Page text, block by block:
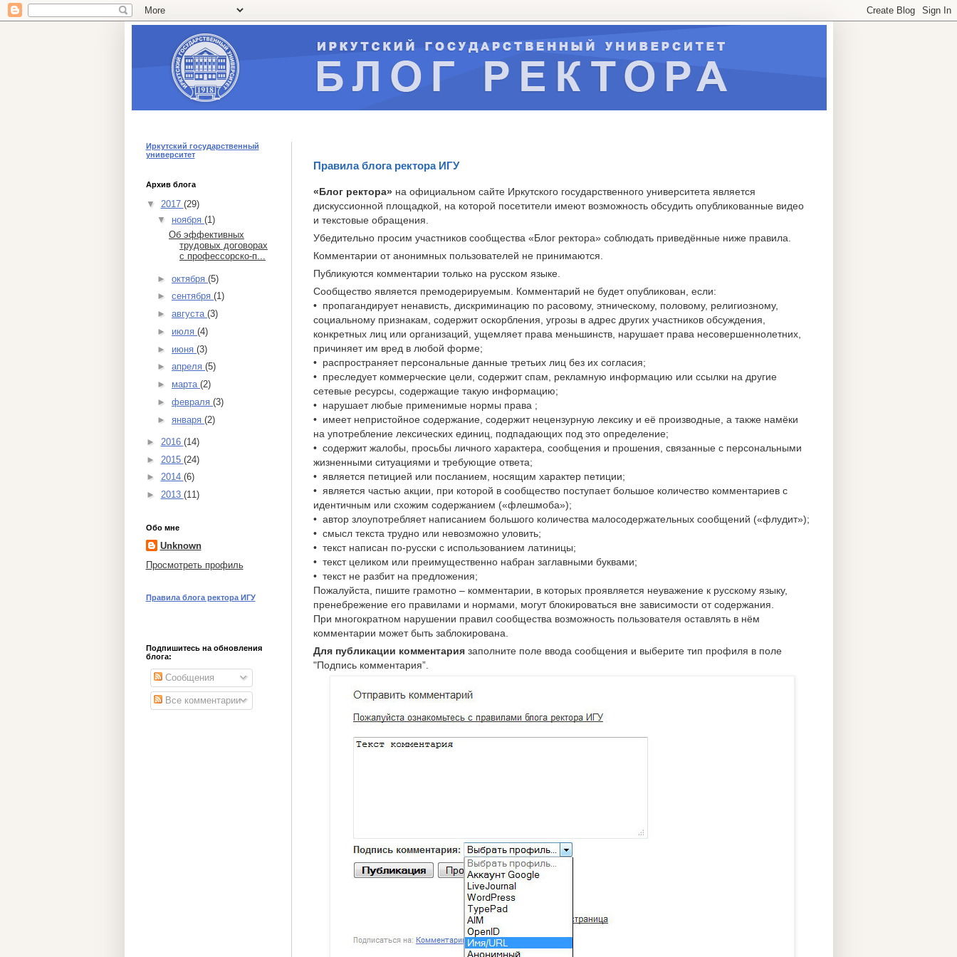
Правила блога ректора ИГУ
«Блог ректора»на официальном сайте Иркутского государственного университета является
дискуссионной площадкой, на которой посетители имеют возможность обсудить опубликованные видео
и текстовые обращения.
Убедительно просим участников сообщества «Блог ректора» соблюдать приведённые ниже правила.
Комментарии от анонимных пользователей не принимаются.
Публикуются комментарии только на русском языке.
Сообщество является премодерируемым. Комментарий не будет опубликован, если:
• пропагандирует ненависть, дискриминацию по расовому, этническому, половому, религиозному,
социальному признакам, содержит оскорбления, угрозы в адрес других участников обсуждения,
конкретных лиц или организаций, ущемляет права меньшинств, нарушает права несовершеннолетних,
причиняет им вред в любой форме;
• распространяет персональные данные третьих лиц без их согласия;
• преследует коммерческие цели, содержит спам, рекламную информацию или ссылки на другие
сетевые ресурсы, содержащие такую информацию;
• нарушает любые применимые нормы права ;
• имеет непристойное содержание, содержит нецензурную лексику и её производные, а также намёки
на употребление лексических единиц, подпадающих под это определение;
• содержит жалобы, просьбы личного характера, сообщения и прошения, связанные с персональными
жизненными ситуациями и требующие ответа;
• является петицией или посланием, носящим характер петиции;
• является частью акции, при которой в сообщество поступает большое количество комментариев с
идентичным или схожим содержанием («флешмоба»);
• автор злоупотребляет написанием большого количества малосодержательных сообщений («флудит»);
• смысл текста трудно или невозможно уловить;
• текст написан по-русски с использованием латиницы;
• текст целиком или преимущественно набран заглавными буквами;
• текст не разбит на предложения;
Пожалуйста, пишите грамотно – комментарии, в которых проявляется неуважение к русскому языку,
пренебрежение его правилами и нормами, могут блокироваться вне зависимости от содержания.
При многократном нарушении правил сообщества возможность пользователя оставлять в нём
комментарии может быть заблокирована.
Для публикации комментариязаполните поле ввода сообщения и выберите тип профиля в поле
"Подпись комментария”.
Иркутский государственный
университет
Архив блога
▼ 2017 (29)
▼ ноября(1)
Об эффективных
трудовых договорах
с профессорско-п...
►октября(5)
►сентября(1)
►августа(3)
► июля(4)
► июня(3)
►апреля(5)
► марта(2)
►февраля(3)
►января(2)
► 2016 (14)
► 2015 (24)
► 2014 (6)
► 2013 (11)
Обо мне
Unknown
Просмотреть профиль
Правила блога ректора ИГУ
Подпишитесь на обновления
блога:
Сообщения
Все комментарии